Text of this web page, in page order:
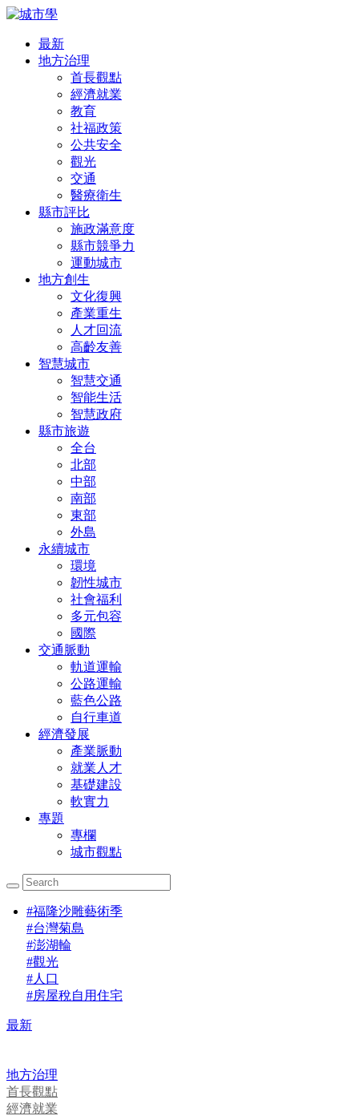
最新
地方治理
首長觀點
經濟就業
教育
社福政策
公共安全
觀光
交通
醫療衛生
縣市評比
施政滿意度
縣市競爭力
運動城市
地方創生
文化復興
產業重生
人才回流
高齡友善
智慧城市
智慧交通
智能生活
智慧政府
縣市旅遊
全台
北部
中部
南部
東部
外島
永續城市
環境
韌性城市
社會福利
多元包容
國際
交通脈動
軌道運輸
公路運輸
藍色公路
自行車道
經濟發展
產業脈動
就業人才
基礎建設
軟實力
專題
專欄
城市觀點
#福隆沙雕藝術季
#台灣菊島
#澎湖輪
#觀光
#人口
#房屋稅自用住宅
最新
地方治理
首長觀點
經濟就業